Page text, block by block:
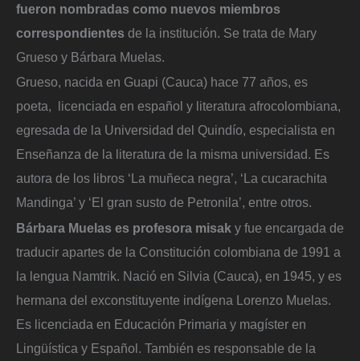
fueron nombradas como nuevos miembros
correspondientes de la institución. Se trata de Mary
Grueso y Bárbara Muelas.
Grueso, nacida en Guapi (Cauca) hace 77 años, es
poeta, licenciada en español y literatura afrocolombiana,
egresada de la Universidad del Quindío, especialista en
Enseñanza de la literatura de la misma universidad. Es
autora de los libros ‘La muñeca negra’, ‘La cucarachita
Mandinga’ y ‘El gran susto de Petronila’, entre otros.
Bárbara Muelas es profesora misak y fue encargada de
traducir apartes de la Constitución colombiana de 1991 a
la lengua Namtrik. Nació en Silvia (Cauca), en 1945, y es
hermana del exconstituyente indígena Lorenzo Muelas.
Es licenciada en Educación Primaria y magíster en
Lingüística y Español. También es responsable de la